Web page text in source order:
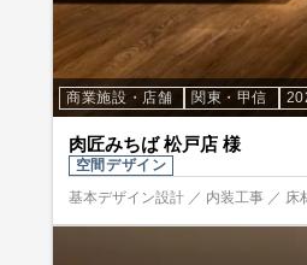
商業施設・店舗 関東・甲信
肉匠みちば 松戸店 様
空間デザイン
基本デザイン設計 ／ 内装工事 ／ 床